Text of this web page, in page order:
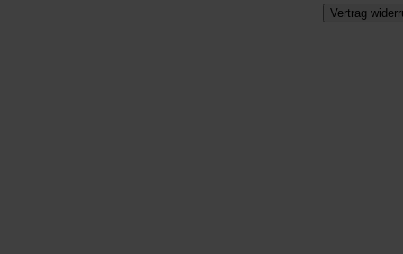
Vertrag